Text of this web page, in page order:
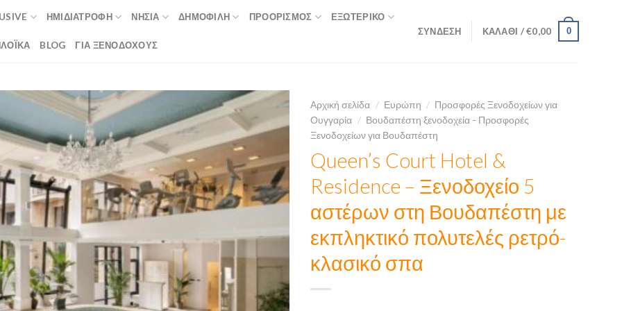
ΗΜΙΔΙΑΤΡΟΦΉ ΝΗΣΙΆ ΔΗΜΟΦΙΛΉ ΠΡΟΟΡΙΣΜΟΣ ΕΞΩΤΕΡΙΚΌ
BLOG ΓΙΑ ΞΕΝΟΔΟΧΟΥΣ
ΣΎΝΔΕΣΗ ΚΑΛΆΘΙ /€0,00 0
Αρχική σελίδα / Ευρώπη / Προσφορές Ξενοδοχείων για
Ουγγαρία / Βουδαπέστη ξενοδοχεία - Προσφορές
Ξενοδοχείων για Βουδαπέστη
Queen’s Court Hotel &
Residence – Ξενοδοχείο 5
αστέρων στη Βουδαπέστη με
εκπληκτικό πολυτελές ρετρό-
κλασικό σπα